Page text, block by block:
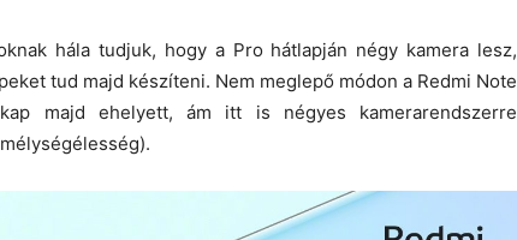
hála tudjuk, hogy a Pro hátlapján négy kamera lesz,
tud majd készíteni. Nem meglepő módon a Redmi Note
majd ehelyett, ám itt is négyes kamerarendszerre